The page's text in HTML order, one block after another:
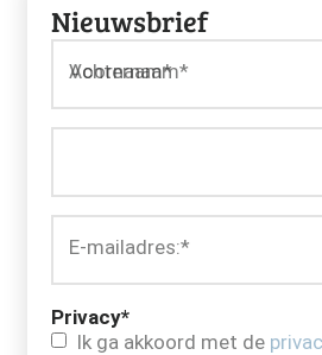
Nieuwsbrief
Voornaam*
Achternaam*
E-mailadres:*
Privacy*
Ik ga akkoord met de